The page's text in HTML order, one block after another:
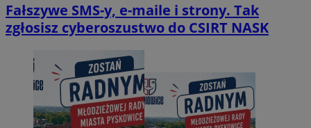
Fałszywe SMS-y, e-maile i strony. Tak
zgłosisz cyberoszustwo do CSIRT NASK